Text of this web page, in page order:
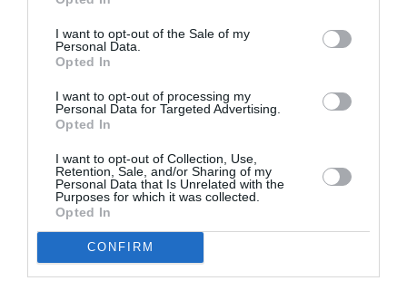
I want to opt-out of the Sale of my
Personal Data.
Opted In
I want to opt-out of processing my
Personal Data for Targeted Advertising.
Opted In
I want to opt-out of Collection, Use,
Retention, Sale, and/or Sharing of my
Personal Data that Is Unrelated with the
Purposes for which it was collected.
Opted In
CONFIRM
histoire de l'aviation
LE 7 AOÛT 1909 DANS LE
CIEL : ROGER SOMMER
FAIT ENCORE
L’ACTUALITÉ